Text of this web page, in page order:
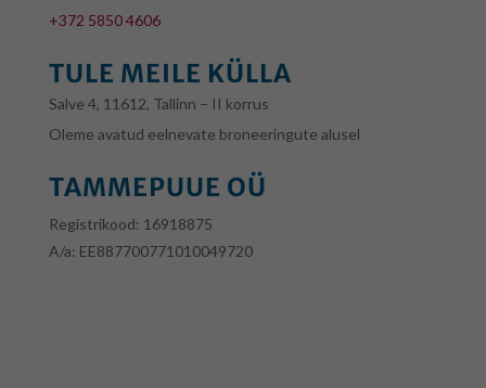
+372 5850 4606
TULE MEILE KÜLLA
Salve 4, 11612, Tallinn – II korrus
Oleme avatud eelnevate broneeringute alusel
TAMMEPUUE OÜ
Registrikood: 16918875
A/a: EE887700771010049720